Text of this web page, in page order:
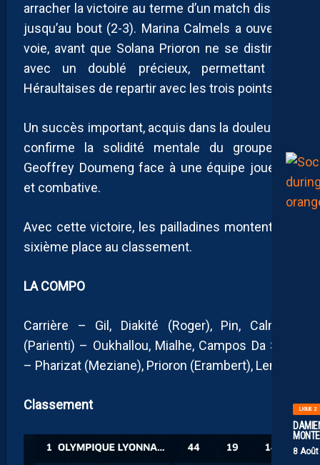
LIGUE 2
8
arracher la victoire au terme d’un match disputé
jusqu’au bout (2-3). Marina Calmels a ouvert la
voie, avant que Solana Prioron ne se distingue
avec un doublé précieux, permettant aux
Héraultaises de repartir avec les trois points.
Un succès important, acquis dans la douleur, qui
confirme la solidité mentale du groupe de
Geoffrey Doumeng face à une équipe joueuse
et combative.
Avec cette victoire, les pailladines montent à la
sixième place au classement.
LA COMPO
Carrière – Gil, Diakité (Roger), Pin, Calmels
(Parienti) – Oukhallou, Mialhe, Campos Da Silva
– Pharizat (Meziane), Prioron (Erambert), Lemort
Classement